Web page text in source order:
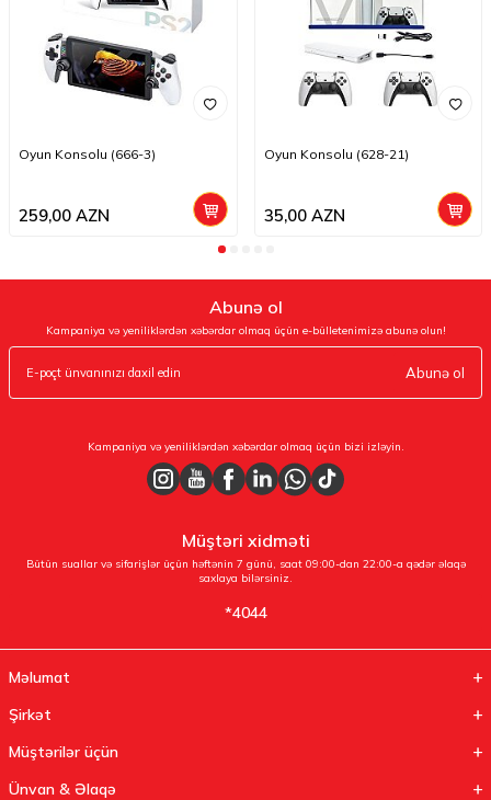
Oyun Konsolu (666-3)
259,00 AZN
Oyun Konsolu (628-21)
35,00AZN
Abunə ol
Kampaniya və yeniliklərdən xəbərdar olmaq üçün e-bülletenimizə abunə olun!
Abunə ol
Kampaniya və yeniliklərdən xəbərdar olmaq üçün bizi izləyin.
Müştəri xidməti
Bütün suallar və sifarişlər üçün həftənin 7 günü, saat 09:00-dan 22:00-a qədər əlaqə
saxlaya bilərsiniz.
*4044
Məlumat
Şirkət
Müştərilər üçün
Ünvan & Əlaqə